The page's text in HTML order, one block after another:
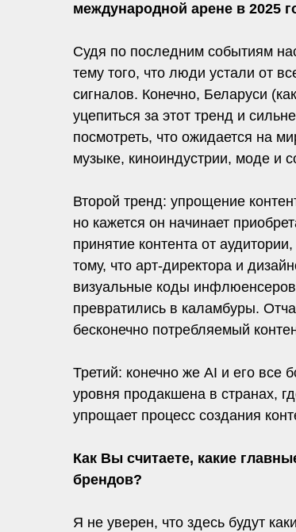
международной арене в 2025
Судя по последним событиям
тему того, что люди устали от
сигналов. Конечно, Беларуси
уцепиться за этот тренд и
посмотреть, что ожидается на
музыке, киноиндустрии, моде и
Второй тренд: упрощение
но кажется он начинает
принятие контента от
тому, что арт-директора и
визуальные коды
превратились в каламбуры.
бесконечно потребляемый
Третий: конечно же AI и его
уровня продакшена в странах,
упрощает процесс создания
Как Вы считаете, какие
брендов?
Я не уверен, что здесь будут